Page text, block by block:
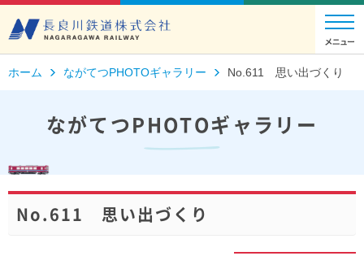
ホーム ながてつPHOTOギャラリー No.611 思い出づくり
ながてつPHOTOギャラリー
No.611 思い出づくり